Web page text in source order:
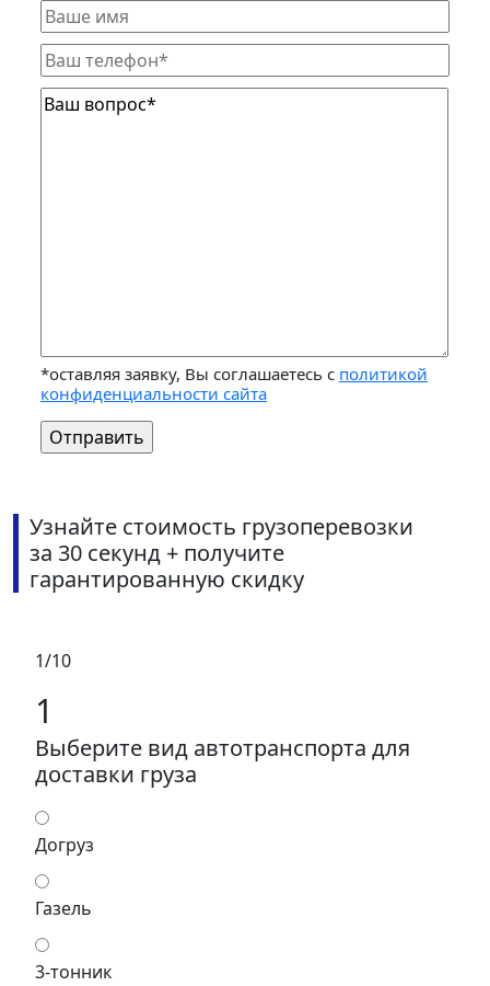
*оставляя заявку, Вы соглашаетесь с политикой
конфиденциальности сайта
Узнайте стоимость грузоперевозки
за 30 секунд + получите
гарантированную скидку
1/10
1
Выберите вид автотранспорта для
доставки груза
Догруз
Газель
3-тонник